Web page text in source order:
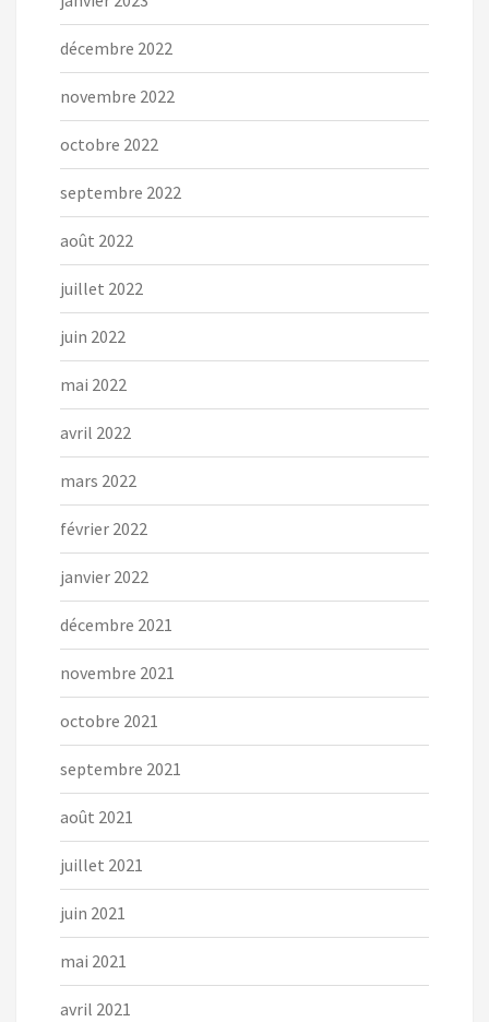
décembre 2022
novembre 2022
octobre 2022
septembre 2022
août 2022
juillet 2022
juin 2022
mai 2022
avril 2022
mars 2022
février 2022
janvier 2022
décembre 2021
novembre 2021
octobre 2021
septembre 2021
août 2021
juillet 2021
juin 2021
mai 2021
avril 2021